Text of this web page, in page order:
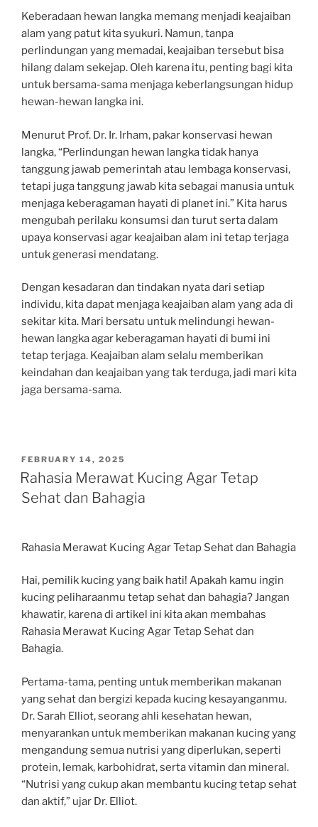
Keberadaan hewan langka memang menjadi keajaiban
alam yang patut kita syukuri. Namun, tanpa
perlindungan yang memadai, keajaiban tersebut bisa
hilang dalam sekejap. Oleh karena itu, penting bagi kita
untuk bersama-sama menjaga keberlangsungan hidup
hewan-hewan langka ini.
Menurut Prof. Dr. Ir. Irham, pakar konservasi hewan
langka, “Perlindungan hewan langka tidak hanya
tanggung jawab pemerintah atau lembaga konservasi,
tetapi juga tanggung jawab kita sebagai manusia untuk
menjaga keberagaman hayati di planet ini.” Kita harus
mengubah perilaku konsumsi dan turut serta dalam
upaya konservasi agar keajaiban alam ini tetap terjaga
untuk generasi mendatang.
Dengan kesadaran dan tindakan nyata dari setiap
individu, kita dapat menjaga keajaiban alam yang ada di
sekitar kita. Mari bersatu untuk melindungi hewan-
hewan langka agar keberagaman hayati di bumi ini
tetap terjaga. Keajaiban alam selalu memberikan
keindahan dan keajaiban yang tak terduga, jadi mari kita
jaga bersama-sama.
POSTED
ON
FEBRUARY 14, 2025
Rahasia Merawat Kucing Agar Tetap
Sehat dan Bahagia
Rahasia Merawat Kucing Agar Tetap Sehat dan Bahagia
Hai, pemilik kucing yang baik hati! Apakah kamu ingin
kucing peliharaanmu tetap sehat dan bahagia? Jangan
khawatir, karena di artikel ini kita akan membahas
Rahasia Merawat Kucing Agar Tetap Sehat dan
Bahagia.
Pertama-tama, penting untuk memberikan makanan
yang sehat dan bergizi kepada kucing kesayanganmu.
Dr. Sarah Elliot, seorang ahli kesehatan hewan,
menyarankan untuk memberikan makanan kucing yang
mengandung semua nutrisi yang diperlukan, seperti
protein, lemak, karbohidrat, serta vitamin dan mineral.
“Nutrisi yang cukup akan membantu kucing tetap sehat
dan aktif,” ujar Dr. Elliot.